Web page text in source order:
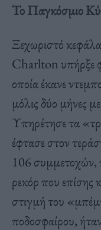
Το Παγκόσμιο
Ξεχωριστό
Charlton υπήρξε
οποία έκανε
μόλις δύο μήνες
Υπηρέτησε τα
έφτασε στον
106 συμμετοχών,
ρεκόρ που επίσης
στιγμή του
ποδοσφαίρου,